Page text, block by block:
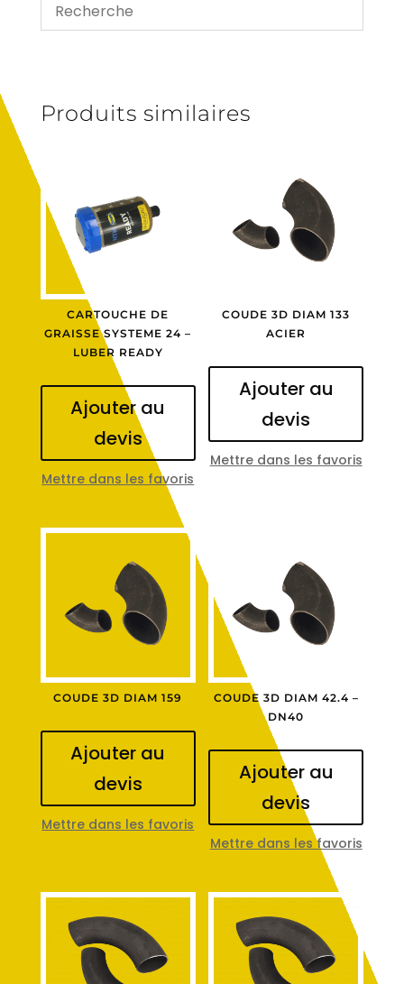
haut
Produits similaires
CARTOUCHE DE
GRAISSE SYSTEME 24 –
LUBER READY
Ajouter au
devis
Mettre dans les favoris
COUDE 3D DIAM 133
ACIER
Ajouter au
devis
Mettre dans les favoris
COUDE 3D DIAM 159
Ajouter au
devis
Mettre dans les favoris
COUDE 3D DIAM 42.4 –
DN40
Ajouter au
devis
Mettre dans les favoris